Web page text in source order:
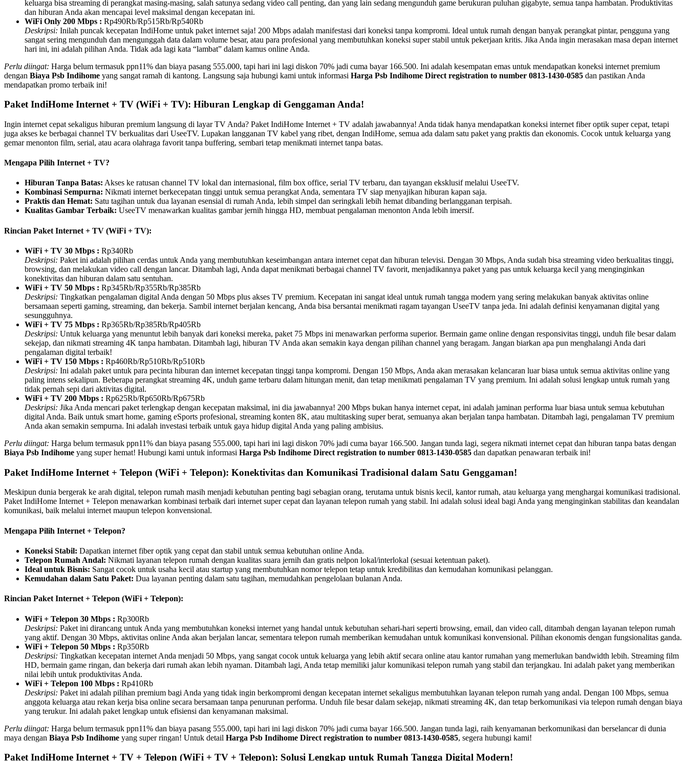
keluarga bisa streaming di perangkat masing-masing, salah satunya sedang video call penting, dan yang lain sedang mengunduh game berukuran puluhan gigabyte, semua tanpa hambatan. Produktivitas
dan hiburan Anda akan mencapai level maksimal dengan kecepatan ini.
WiFi Only 200 Mbps : Rp490Rb/Rp515Rb/Rp540Rb
Deskripsi: Inilah puncak kecepatan IndiHome untuk paket internet saja! 200 Mbps adalah manifestasi dari koneksi tanpa kompromi. Ideal untuk rumah dengan banyak perangkat pintar, pengguna yang
sangat sering mengunduh dan mengunggah data dalam volume besar, atau para profesional yang membutuhkan koneksi super stabil untuk pekerjaan kritis. Jika Anda ingin merasakan masa depan internet
hari ini, ini adalah pilihan Anda. Tidak ada lagi kata “lambat” dalam kamus online Anda.
Perlu diingat: Harga belum termasuk ppn11% dan biaya pasang 555.000, tapi hari ini lagi diskon 70% jadi cuma bayar 166.500. Ini adalah kesempatan emas untuk mendapatkan koneksi internet premium
dengan Biaya Psb Indihome yang sangat ramah di kantong. Langsung saja hubungi kami untuk informasi Harga Psb Indihome Direct registration to number 0813-1430-0585 dan pastikan Anda
mendapatkan promo terbaik ini!
Paket IndiHome Internet + TV (WiFi + TV): Hiburan Lengkap di Genggaman Anda!
Ingin internet cepat sekaligus hiburan premium langsung di layar TV Anda? Paket IndiHome Internet + TV adalah jawabannya! Anda tidak hanya mendapatkan koneksi internet fiber optik super cepat, tetapi
juga akses ke berbagai channel TV berkualitas dari UseeTV. Lupakan langganan TV kabel yang ribet, dengan IndiHome, semua ada dalam satu paket yang praktis dan ekonomis. Cocok untuk keluarga yang
gemar menonton film, serial, atau acara olahraga favorit tanpa buffering, sembari tetap menikmati internet tanpa batas.
Mengapa Pilih Internet + TV?
Hiburan Tanpa Batas: Akses ke ratusan channel TV lokal dan internasional, film box office, serial TV terbaru, dan tayangan eksklusif melalui UseeTV.
Kombinasi Sempurna: Nikmati internet berkecepatan tinggi untuk semua perangkat Anda, sementara TV siap menyajikan hiburan kapan saja.
Praktis dan Hemat: Satu tagihan untuk dua layanan esensial di rumah Anda, lebih simpel dan seringkali lebih hemat dibanding berlangganan terpisah.
Kualitas Gambar Terbaik: UseeTV menawarkan kualitas gambar jernih hingga HD, membuat pengalaman menonton Anda lebih imersif.
Rincian Paket Internet + TV (WiFi + TV):
WiFi + TV 30 Mbps : Rp340Rb
Deskripsi: Paket ini adalah pilihan cerdas untuk Anda yang membutuhkan keseimbangan antara internet cepat dan hiburan televisi. Dengan 30 Mbps, Anda sudah bisa streaming video berkualitas tinggi,
browsing, dan melakukan video call dengan lancar. Ditambah lagi, Anda dapat menikmati berbagai channel TV favorit, menjadikannya paket yang pas untuk keluarga kecil yang menginginkan
konektivitas dan hiburan dalam satu sentuhan.
WiFi + TV 50 Mbps : Rp345Rb/Rp355Rb/Rp385Rb
Deskripsi: Tingkatkan pengalaman digital Anda dengan 50 Mbps plus akses TV premium. Kecepatan ini sangat ideal untuk rumah tangga modern yang sering melakukan banyak aktivitas online
bersamaan seperti gaming, streaming, dan bekerja. Sambil internet berjalan kencang, Anda bisa bersantai menikmati ragam tayangan UseeTV tanpa jeda. Ini adalah definisi kenyamanan digital yang
sesungguhnya.
WiFi + TV 75 Mbps : Rp365Rb/Rp385Rb/Rp405Rb
Deskripsi: Untuk keluarga yang menuntut lebih banyak dari koneksi mereka, paket 75 Mbps ini menawarkan performa superior. Bermain game online dengan responsivitas tinggi, unduh file besar dalam
sekejap, dan nikmati streaming 4K tanpa hambatan. Ditambah lagi, hiburan TV Anda akan semakin kaya dengan pilihan channel yang beragam. Jangan biarkan apa pun menghalangi Anda dari
pengalaman digital terbaik!
WiFi + TV 150 Mbps : Rp460Rb/Rp510Rb/Rp510Rb
Deskripsi: Ini adalah paket untuk para pecinta hiburan dan internet kecepatan tinggi tanpa kompromi. Dengan 150 Mbps, Anda akan merasakan kelancaran luar biasa untuk semua aktivitas online yang
paling intens sekalipun. Beberapa perangkat streaming 4K, unduh game terbaru dalam hitungan menit, dan tetap menikmati pengalaman TV yang premium. Ini adalah solusi lengkap untuk rumah yang
tidak pernah sepi dari aktivitas digital.
WiFi + TV 200 Mbps : Rp625Rb/Rp650Rb/Rp675Rb
Deskripsi: Jika Anda mencari paket terlengkap dengan kecepatan maksimal, ini dia jawabannya! 200 Mbps bukan hanya internet cepat, ini adalah jaminan performa luar biasa untuk semua kebutuhan
digital Anda. Baik untuk smart home, gaming eSports profesional, streaming konten 8K, atau multitasking super berat, semuanya akan berjalan tanpa hambatan. Ditambah lagi, pengalaman TV premium
Anda akan semakin sempurna. Ini adalah investasi terbaik untuk gaya hidup digital Anda yang paling ambisius.
Perlu diingat: Harga belum termasuk ppn11% dan biaya pasang 555.000, tapi hari ini lagi diskon 70% jadi cuma bayar 166.500. Jangan tunda lagi, segera nikmati internet cepat dan hiburan tanpa batas dengan
Biaya Psb Indihome yang super hemat! Hubungi kami untuk informasi Harga Psb Indihome Direct registration to number 0813-1430-0585 dan dapatkan penawaran terbaik ini!
Paket IndiHome Internet + Telepon (WiFi + Telepon): Konektivitas dan Komunikasi Tradisional dalam Satu Genggaman!
Meskipun dunia bergerak ke arah digital, telepon rumah masih menjadi kebutuhan penting bagi sebagian orang, terutama untuk bisnis kecil, kantor rumah, atau keluarga yang menghargai komunikasi tradisional.
Paket IndiHome Internet + Telepon menawarkan kombinasi terbaik dari internet super cepat dan layanan telepon rumah yang stabil. Ini adalah solusi ideal bagi Anda yang menginginkan stabilitas dan keandalan
komunikasi, baik melalui internet maupun telepon konvensional.
Mengapa Pilih Internet + Telepon?
Koneksi Stabil: Dapatkan internet fiber optik yang cepat dan stabil untuk semua kebutuhan online Anda.
Telepon Rumah Andal: Nikmati layanan telepon rumah dengan kualitas suara jernih dan gratis nelpon lokal/interlokal (sesuai ketentuan paket).
Ideal untuk Bisnis: Sangat cocok untuk usaha kecil atau startup yang membutuhkan nomor telepon tetap untuk kredibilitas dan kemudahan komunikasi pelanggan.
Kemudahan dalam Satu Paket: Dua layanan penting dalam satu tagihan, memudahkan pengelolaan bulanan Anda.
Rincian Paket Internet + Telepon (WiFi + Telepon):
WiFi + Telepon 30 Mbps : Rp300Rb
Deskripsi: Paket ini dirancang untuk Anda yang membutuhkan koneksi internet yang handal untuk kebutuhan sehari-hari seperti browsing, email, dan video call, ditambah dengan layanan telepon rumah
yang aktif. Dengan 30 Mbps, aktivitas online Anda akan berjalan lancar, sementara telepon rumah memberikan kemudahan untuk komunikasi konvensional. Pilihan ekonomis dengan fungsionalitas ganda.
WiFi + Telepon 50 Mbps : Rp350Rb
Deskripsi: Tingkatkan kecepatan internet Anda menjadi 50 Mbps, yang sangat cocok untuk keluarga yang lebih aktif secara online atau kantor rumahan yang memerlukan bandwidth lebih. Streaming film
HD, bermain game ringan, dan bekerja dari rumah akan lebih nyaman. Ditambah lagi, Anda tetap memiliki jalur komunikasi telepon rumah yang stabil dan terjangkau. Ini adalah paket yang memberikan
nilai lebih untuk produktivitas Anda.
WiFi + Telepon 100 Mbps : Rp410Rb
Deskripsi: Paket ini adalah pilihan premium bagi Anda yang tidak ingin berkompromi dengan kecepatan internet sekaligus membutuhkan layanan telepon rumah yang andal. Dengan 100 Mbps, semua
anggota keluarga atau rekan kerja bisa online secara bersamaan tanpa penurunan performa. Unduh file besar dalam sekejap, nikmati streaming 4K, dan tetap berkomunikasi via telepon rumah dengan biaya
yang terukur. Ini adalah paket lengkap untuk efisiensi dan kenyamanan maksimal.
Perlu diingat: Harga belum termasuk ppn11% dan biaya pasang 555.000, tapi hari ini lagi diskon 70% jadi cuma bayar 166.500. Jangan tunda lagi, raih kenyamanan berkomunikasi dan berselancar di dunia
maya dengan Biaya Psb Indihome yang super ringan! Untuk detail Harga Psb Indihome Direct registration to number 0813-1430-0585, segera hubungi kami!
Paket IndiHome Internet + TV + Telepon (WiFi + TV + Telepon): Solusi Lengkap untuk Rumah Tangga Digital Modern!